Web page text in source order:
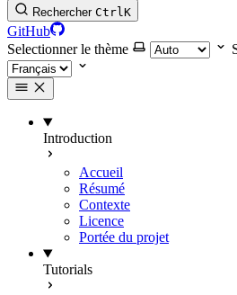
Rechercher CtrlK
GitHub
Selectionner le thème
Introduction
Accueil
Résumé
Contexte
Licence
Portée du projet
Tutorials